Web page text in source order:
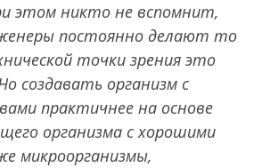
этом никто не вспомнит,
постоянно делают то
точки зрения это
создавать организм с
практичнее на основе
организма с хорошими
микроорганизмы,